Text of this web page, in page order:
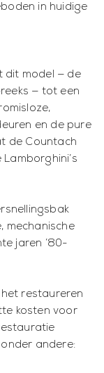
in huidige
dit model — de
— tot een
en de pure
de Countach
mechanische
jaren ’80-
restaureren
kosten voor
andere: